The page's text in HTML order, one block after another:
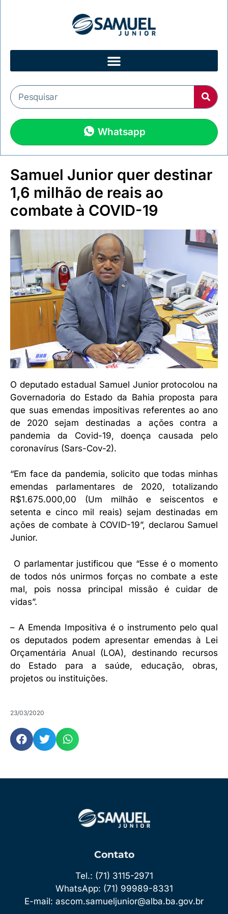
Whatsapp
Samuel Junior quer destinar
1,6 milhão de reais ao
combate à COVID-19
O deputado estadual Samuel Junior protocolou na
Governadoria do Estado da Bahia proposta para
que suas emendas impositivas referentes ao ano
de 2020 sejam destinadas a ações contra a
pandemia da Covid-19, doença causada pelo
coronavírus (Sars-Cov-2).
“Em face da pandemia, solicito que todas minhas
emendas parlamentares de 2020, totalizando
R$1.675.000,00 (Um milhão e seiscentos e
setenta e cinco mil reais) sejam destinadas em
ações de combate à COVID-19”, declarou Samuel
Junior.
O parlamentar justificou que “Esse é o momento
de todos nós unirmos forças no combate a este
mal, pois nossa principal missão é cuidar de
vidas”.
– A Emenda Impositiva é o instrumento pelo qual
os deputados podem apresentar emendas à Lei
Orçamentária Anual (LOA), destinando recursos
do Estado para a saúde, educação, obras,
projetos ou instituições.
23/03/2020
Contato
Tel.: (71) 3115-2971
WhatsApp: (71) 99989-8331
E-mail: ascom.samueljunior@alba.ba.gov.br